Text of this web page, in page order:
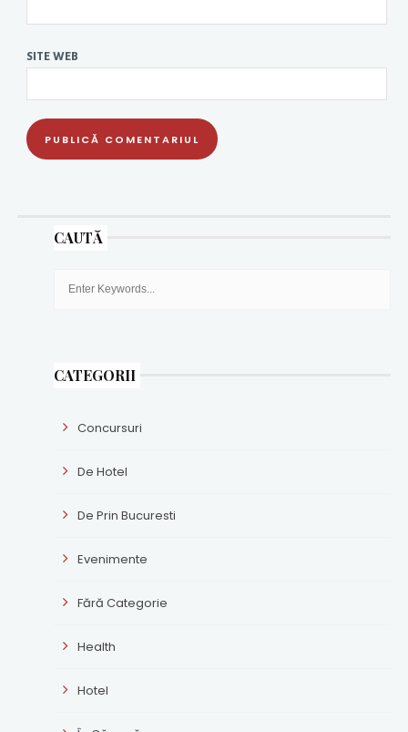
SITE WEB
CAUTĂ
CATEGORII
Concursuri
De Hotel
De Prin Bucuresti
Evenimente
Fără Categorie
Health
Hotel